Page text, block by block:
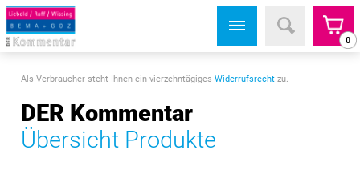
0
Als Verbraucher steht Ihnen ein vierzehntägigesWiderrufsrecht zu.
DER Kommentar
Übersicht Produkte